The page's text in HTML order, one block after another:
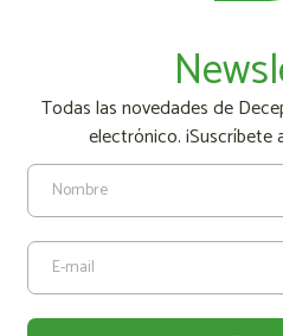
Todas las novedades de
electrónico.